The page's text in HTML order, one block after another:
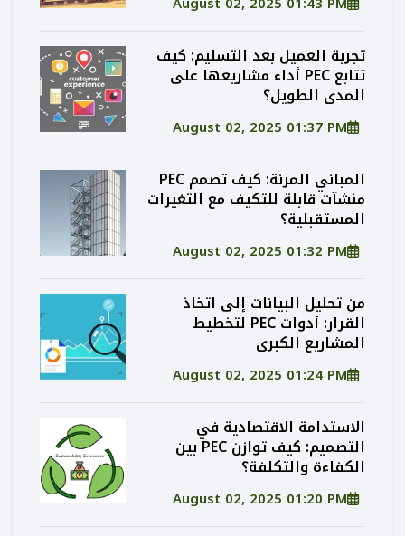
تجربة العميل بعد التسليم: كيف
تتابع PEC أداء مشاريعها على
المدى الطويل؟
August 02, 2025 01:37 PM
المباني المرنة: كيف تصمم PEC
منشآت قابلة للتكيف مع التغيرات
المستقبلية؟
August 02, 2025 01:32 PM
من تحليل البيانات إلى اتخاذ
القرار: أدوات PEC لتخطيط
المشاريع الكبرى
August 02, 2025 01:24 PM
الاستدامة الاقتصادية في
التصميم: كيف توازن PEC بين
الكفاءة والتكلفة؟
August 02, 2025 01:20 PM